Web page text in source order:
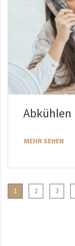
Abkühlen
MEHR SEHEN
1 2 3